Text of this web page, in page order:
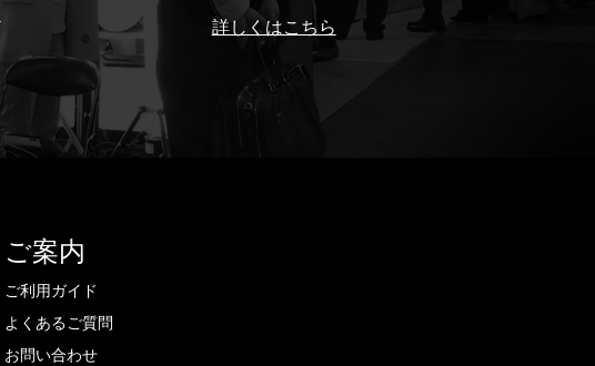
詳しくはこちら
ご案内
ご利用ガイド
よくあるご質問
お問い合わせ